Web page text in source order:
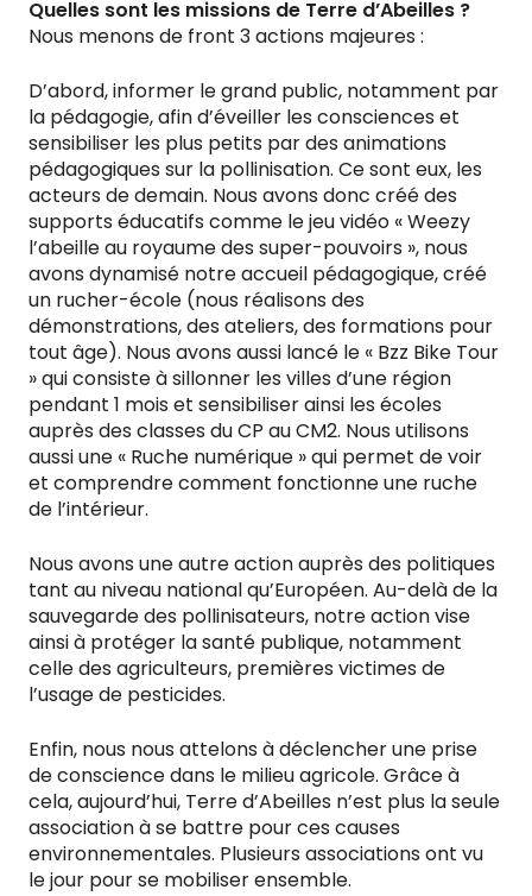
Quelles sont les missions de Terre d’Abeilles ?
Nous menons de front 3 actions majeures :
D’abord, informer le grand public, notamment par
la pédagogie, afin d’éveiller les consciences et
sensibiliser les plus petits par des animations
pédagogiques sur la pollinisation. Ce sont eux, les
acteurs de demain. Nous avons donc créé des
supports éducatifs comme le jeu vidéo « Weezy
l’abeille au royaume des super-pouvoirs », nous
avons dynamisé notre accueil pédagogique, créé
un rucher-école (nous réalisons des
démonstrations, des ateliers, des formations pour
tout âge). Nous avons aussi lancé le « Bzz Bike Tour
» qui consiste à sillonner les villes d’une région
pendant 1 mois et sensibiliser ainsi les écoles
auprès des classes du CP au CM2. Nous utilisons
aussi une « Ruche numérique » qui permet de voir
et comprendre comment fonctionne une ruche
de l’intérieur.
Nous avons une autre action auprès des politiques
tant au niveau national qu’Européen. Au-delà de la
sauvegarde des pollinisateurs, notre action vise
ainsi à protéger la santé publique, notamment
celle des agriculteurs, premières victimes de
l’usage de pesticides.
Enfin, nous nous attelons à déclencher une prise
de conscience dans le milieu agricole. Grâce à
cela, aujourd’hui, Terre d’Abeilles n’est plus la seule
association à se battre pour ces causes
environnementales. Plusieurs associations ont vu
le jour pour se mobiliser ensemble.